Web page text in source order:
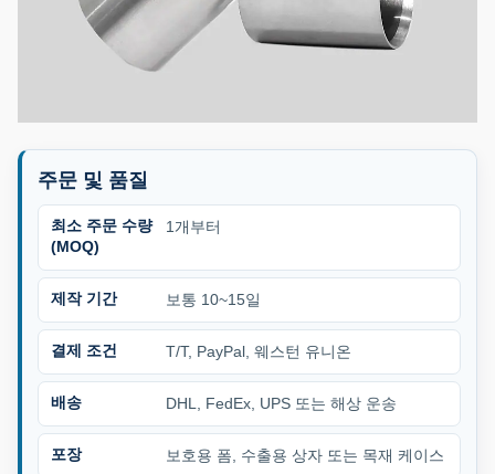
주문 및 품질
최소 주문 수량
(MOQ)
1개부터
제작 기간 보통 10~15일
결제 조건 T/T, PayPal, 웨스턴 유니온
배송 DHL, FedEx, UPS 또는 해상 운송
포장 보호용 폼, 수출용 상자 또는 목재 케이스